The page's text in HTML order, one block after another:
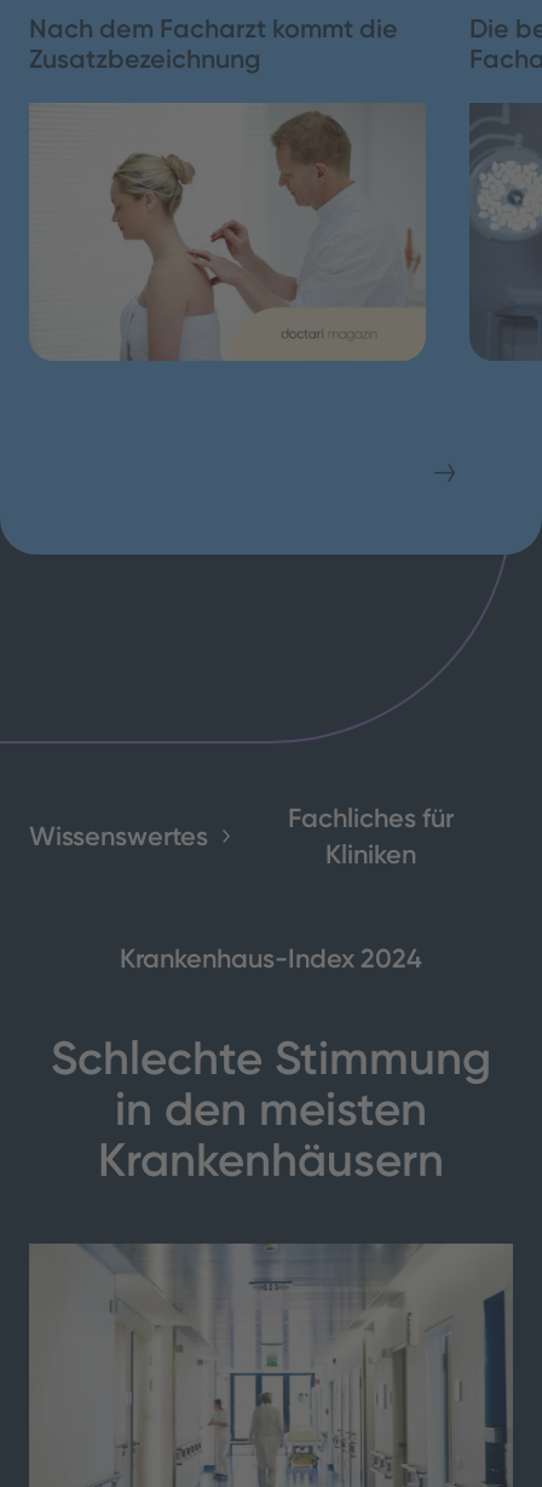
4. Die wirtschaftliche Lage der Psychiatrien
Schließen
Nach dem Facharzt kommt die
Zusatzbezeichnung
Die
Wissenswertes
Fachliches für
Kliniken
Krankenhaus-Index 2024
Schlechte Stimmung
in den meisten
Krankenhäusern